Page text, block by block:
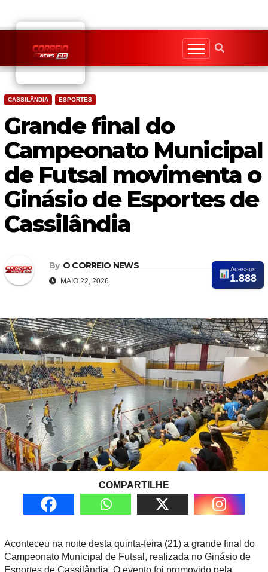
content
CASSILÂNDIA ESPORTES
Grande final do
Campeonato Municipal
de Futsal movimenta o
Ginásio de Esportes de
Cassilândia
By O CORREIO NEWS
MAIO 22, 2026
Acessos
1.888
COMPARTILHE
Aconteceu na noite desta quinta-feira (21) a grande final do
Campeonato Municipal de Futsal, realizada no Ginásio de
Esportes de Cassilândia. O evento foi promovido pela